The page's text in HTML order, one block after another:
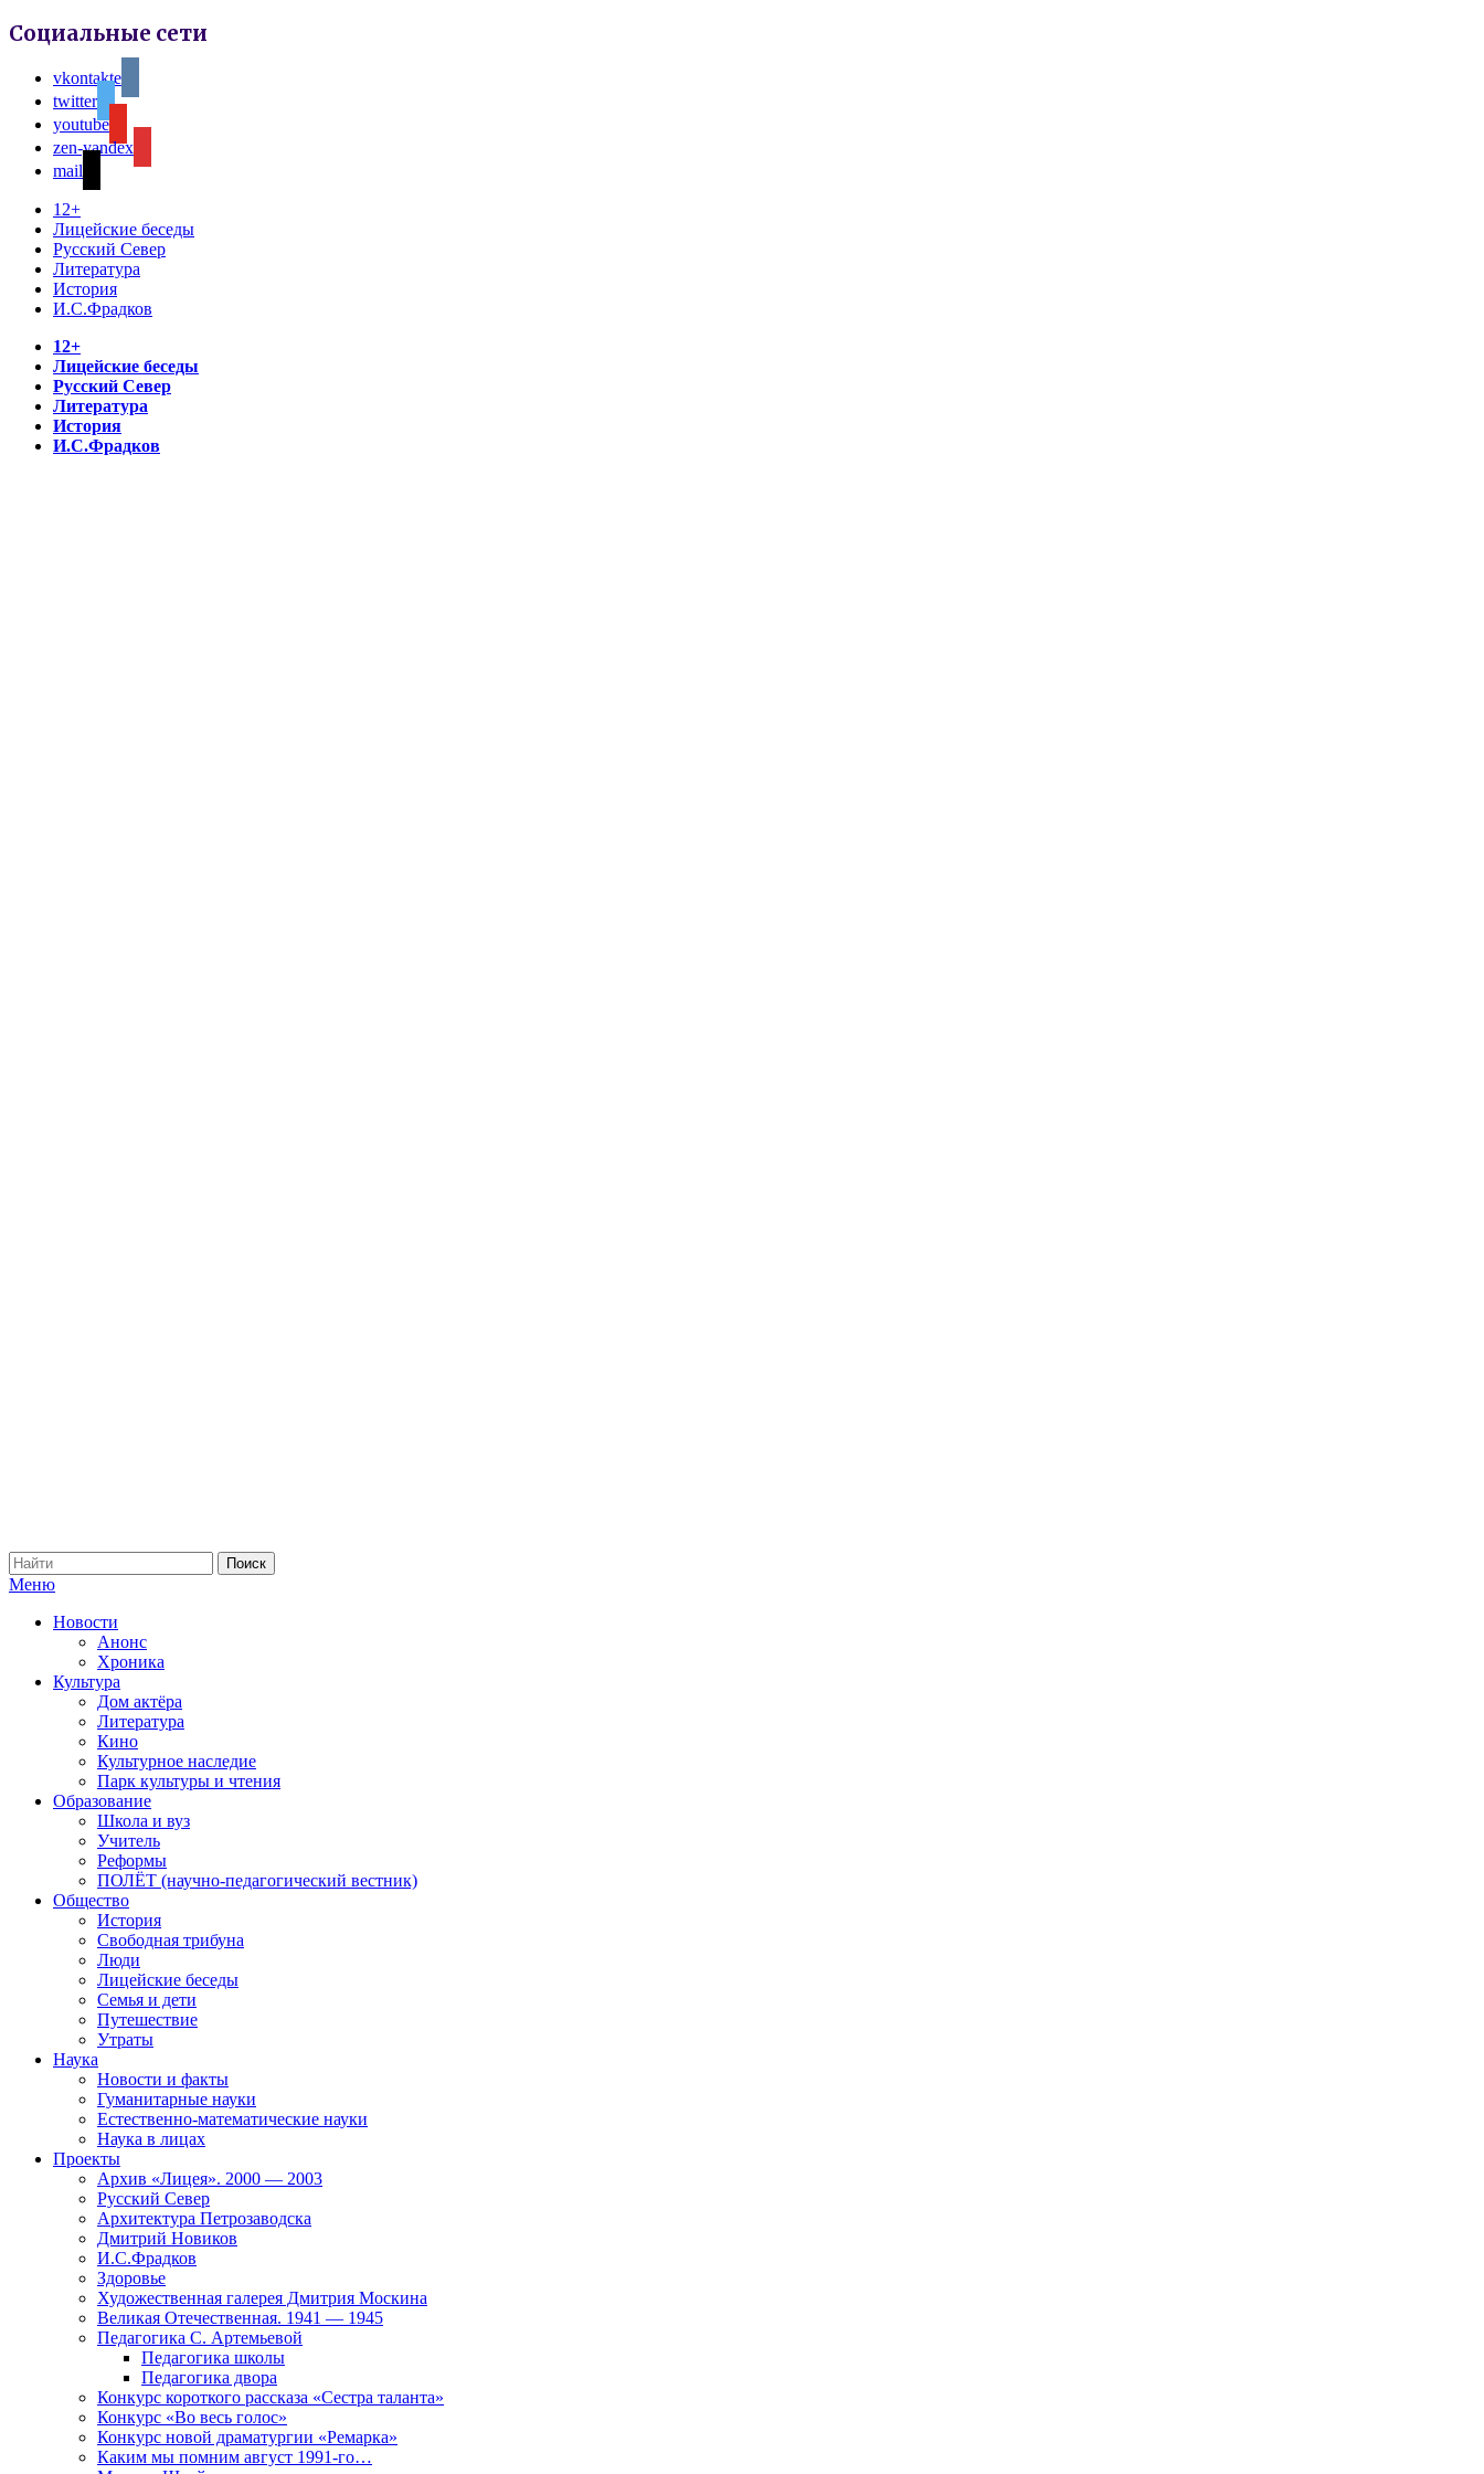
Социальные сети
vkontakte
twitter
youtube
zen-yandex
mail
12+
Лицейские беседы
Русский Север
Литература
История
И.С.Фрадков
12+
Лицейские беседы
Русский Север
Литература
История
И.С.Фрадков
Меню
Новости
Анонс
Хроника
Культура
Дом актёра
Литература
Кино
Культурное наследие
Парк культуры и чтения
Образование
Школа и вуз
Учитель
Реформы
ПОЛЁТ (научно-педагогический вестник)
Общество
История
Свободная трибуна
Люди
Лицейские беседы
Семья и дети
Путешествие
Утраты
Наука
Новости и факты
Гуманитарные науки
Естественно-математические науки
Наука в лицах
Проекты
Архив «Лицея». 2000 — 2003
Русский Север
Архитектура Петрозаводска
Дмитрий Новиков
И.С.Фрадков
Здоровье
Художественная галерея Дмитрия Москина
Великая Отечественная. 1941 — 1945
Педагогика С. Артемьевой
Педагогика школы
Педагогика двора
Конкурс короткого рассказа «Сестра таланта»
Конкурс «Во весь голос»
Конкурс новой драматургии «Ремарка»
Каким мы помним август 1991-го…